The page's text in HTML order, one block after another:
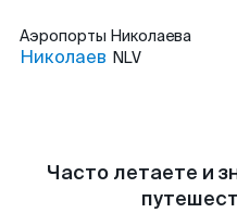
Аэропорты Николаева
Николаев NLV
Часто летаете и